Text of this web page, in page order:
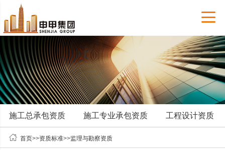

施工总承包资质 施工专业承包资质 工程设计资质
 首页>>资质标准>>监理与勘察资质